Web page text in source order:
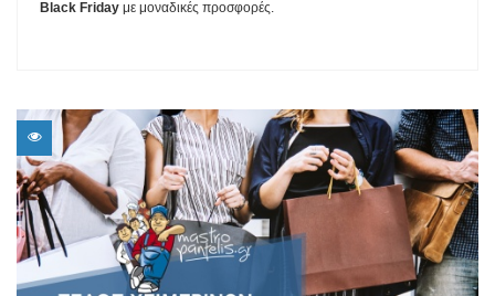
Black Friday με μοναδικές προσφορές.